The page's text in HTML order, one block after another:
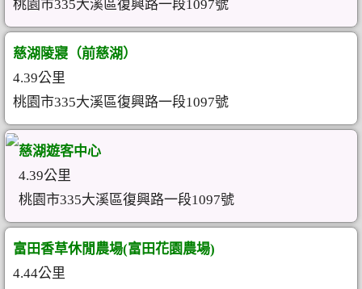
桃園市335大溪區復興路一段1097號
慈湖陵寢（前慈湖）
4.39公里
桃園市335大溪區復興路一段1097號
慈湖遊客中心
4.39公里
桃園市335大溪區復興路一段1097號
富田香草休閒農場(富田花園農場)
4.44公里